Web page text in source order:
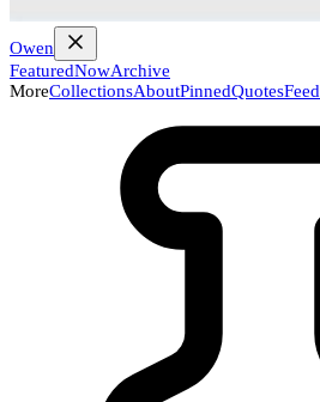
Owen
FeaturedNowArchive
MoreCollectionsAboutPinnedQuotesFeed